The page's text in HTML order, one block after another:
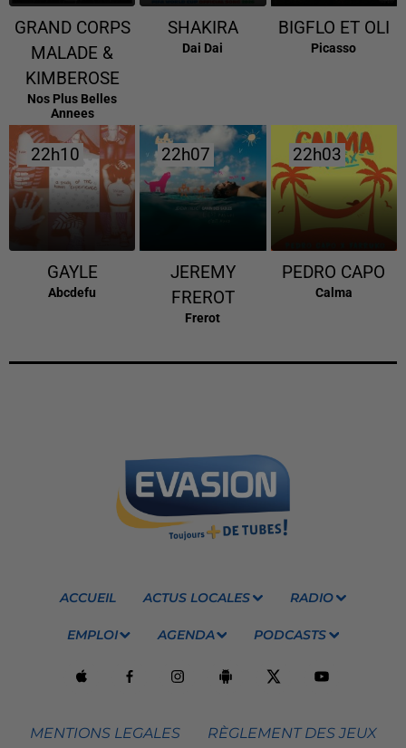
GRAND CORPS
MALADE &
KIMBEROSE
Nos Plus Belles
Annees
SHAKIRA
Dai Dai
BIGFLO ET OLI
Picasso
22h10
22h10
GAYLE
Abcdefu
22h07
22h07
JEREMY
FREROT
Frerot
22h03
22h03
PEDRO CAPO
Calma
ACCUEIL ACTUS LOCALES RADIO
EMPLOI AGENDA PODCASTS
MENTIONS LEGALES RÈGLEMENT DES JEUX